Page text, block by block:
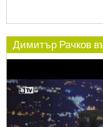
Димитър Рачков